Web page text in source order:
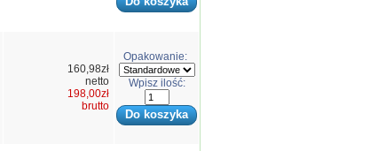
160,98zł
netto
198,00zł
brutto
Opakowanie:
Wpisz ilość: